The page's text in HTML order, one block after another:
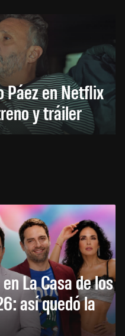
Páez en Netflix
y tráiler
La Casa de los
así quedó la